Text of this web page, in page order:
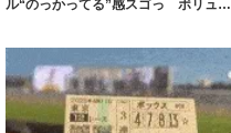
ル“のっかってる”感スゴっ ボリュー